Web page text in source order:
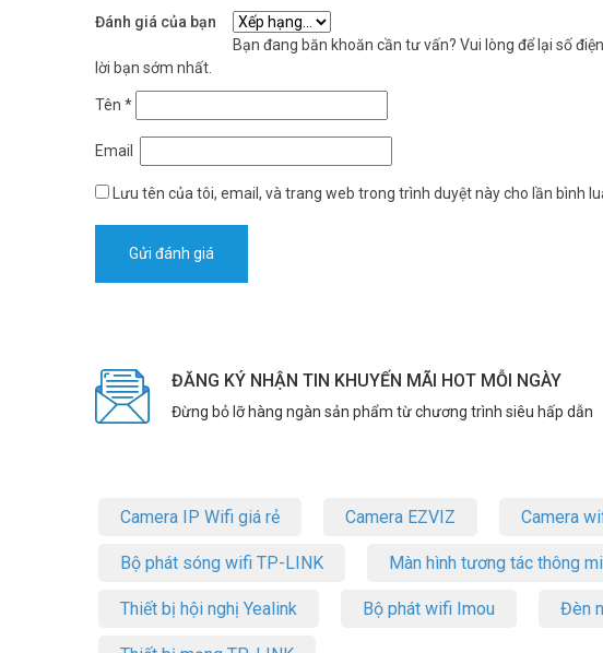
Đánh giá của bạn
Bạn đang băn khoăn cần tư vấn? Vui lòng để lại số
lời bạn sớm nhất.
Tên *
Email
Lưu tên của tôi, email, và trang web trong trình duyệt này cho lần bình
ĐĂNG KÝ NHẬN TIN KHUYẾN MÃI HOT MỖI NGÀY
Đừng bỏ lỡ hàng ngàn sản phẩm từ chương trình siêu hấp dẫn
Camera IP Wifi giá rẻ Camera EZVIZ Camera
Bộ phát sóng wifi TP-LINK Màn hình tương tác thông
Thiết bị hội nghị Yealink Bộ phát wifi Imou Đèn